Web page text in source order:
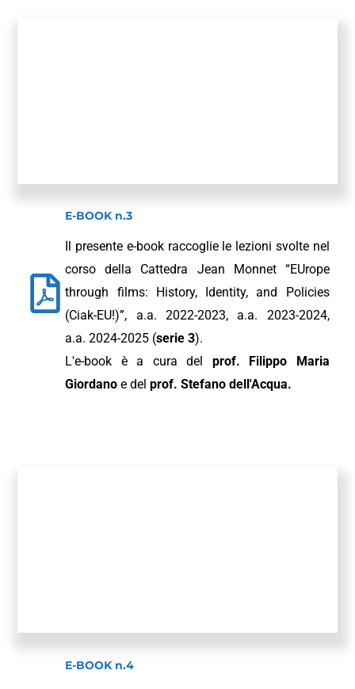
E-BOOK n.3
Il presente e-book raccoglie le lezioni svolte nel
corso della Cattedra Jean Monnet “EUrope
through films: History, Identity, and Policies
(Ciak-EU!)”, a.a. 2022-2023, a.a. 2023-2024,
a.a. 2024-2025 (serie 3).
L'e-book è a cura del prof. Filippo Maria
Giordano e delprof. Stefano dell'Acqua.
E-BOOK n.4